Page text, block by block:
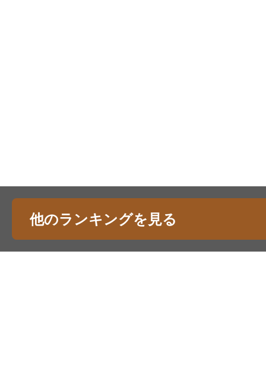
他のランキングを見る